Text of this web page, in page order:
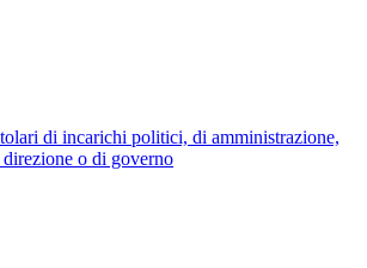
di incarichi politici, di amministrazione,
o di governo